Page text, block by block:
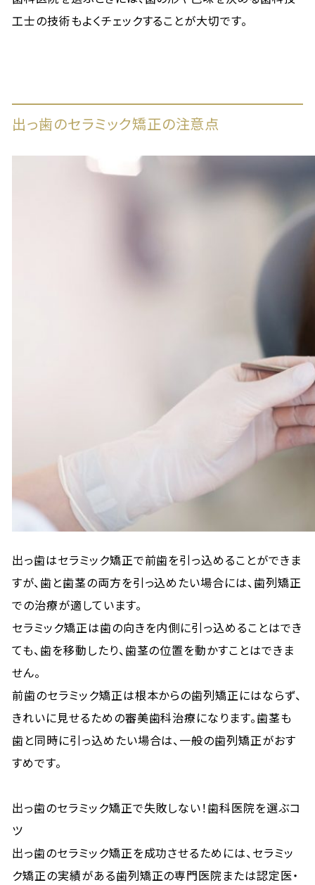
工士の技術もよくチェックすることが大切です。
出っ歯のセラミック矯正の注意点
出っ歯はセラミック矯正で前歯を引っ込めることができま
すが、歯と歯茎の両方を引っ込めたい場合には、歯列矯正
での治療が適しています。
セラミック矯正は歯の向きを内側に引っ込めることはでき
ても、歯を移動したり、歯茎の位置を動かすことはできま
せん。
前歯のセラミック矯正は根本からの歯列矯正にはならず、
きれいに見せるための審美歯科治療になります。歯茎も
歯と同時に引っ込めたい場合は、一般の歯列矯正がおす
すめです。
出っ歯のセラミック矯正で失敗しない！歯科医院を選ぶコ
ツ
出っ歯のセラミック矯正を成功させるためには、セラミッ
ク矯正の実績がある歯列矯正の専門医院または認定医・